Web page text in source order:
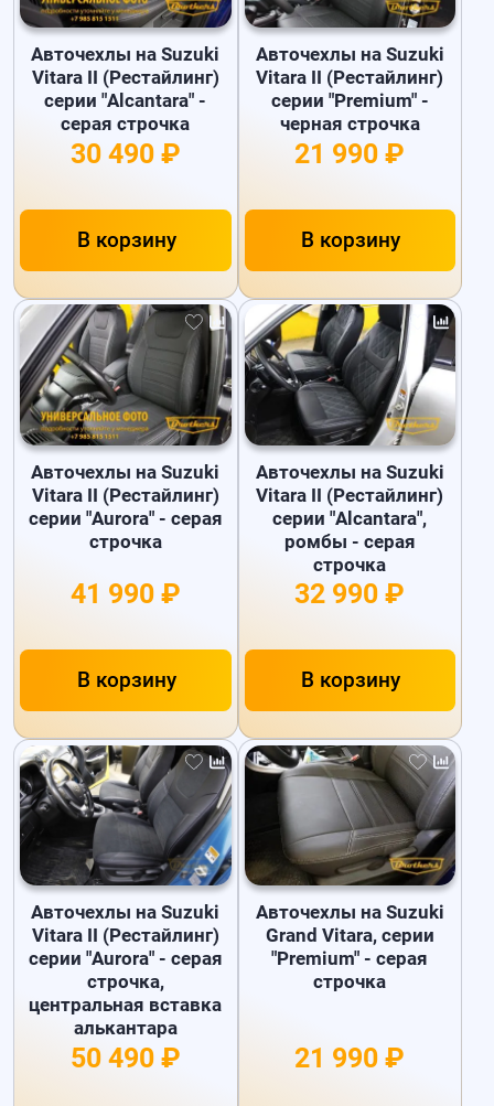
Авточехлы на Suzuki
Vitara II (Рестайлинг)
серии "Alcantara" -
серая строчка
30 490 ₽
В корзину
Авточехлы на Suzuki
Vitara II (Рестайлинг)
серии "Premium" -
черная строчка
21 990 ₽
В корзину
Авточехлы на Suzuki
Vitara II (Рестайлинг)
серии "Aurora" - серая
строчка
41 990 ₽
В корзину
Авточехлы на Suzuki
Vitara II (Рестайлинг)
серии "Alcantara",
ромбы - серая
строчка
32 990 ₽
В корзину
Авточехлы на Suzuki
Vitara II (Рестайлинг)
серии "Aurora" - серая
строчка,
центральная вставка
алькантара
50 490 ₽
Авточехлы на Suzuki
Grand Vitara, серии
"Premium" - серая
строчка
21 990 ₽